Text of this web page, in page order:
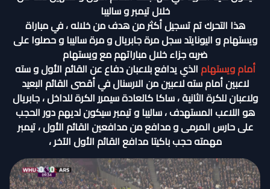
خلال تيمبر و ساليبا
هذا التحرك تم تسجيل أكثر من هدف من خلاله ، في مباراة
ويستهام و اليونايتد سجل مرة جابريال و مرة ساليبا و حصلوا على
ضربه جزاء خلال مباراتهم مع ويستهام
أمام ويستهامالذي يدافع بلاعبان دفاع عن القائم الأول و سته
لاعبين أمام سته لاعبين من الارسنال في أقصى القائم البعيد
ولاعبان للكرة الثانية ، ساكا كالعادة سيمرر الكرة للداخل ، جابريال
هو اللاعب المستهدف ، ساليبا و تيمبر سيكون لديهم دور الحجب
على حارس المرمى و مدافع من مدافعين القائم الأول ، تيمبر
مهمته حجب باكيتا مدافع القائم الأول الآخر ،